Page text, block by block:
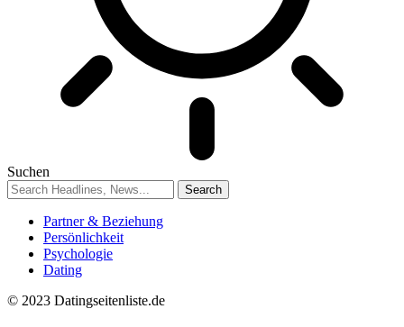
Suchen
Partner & Beziehung
Persönlichkeit
Psychologie
Dating
© 2023 Datingseitenliste.de